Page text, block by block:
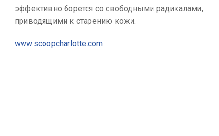
эффективно борется со свободными радикалами,
приводящими к старению кожи.
www.scoopcharlotte.com